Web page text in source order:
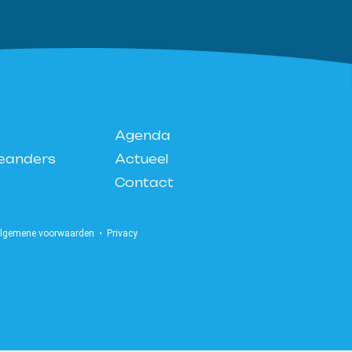
Agenda
Actueel
Contact
voorwaarden •Privacy